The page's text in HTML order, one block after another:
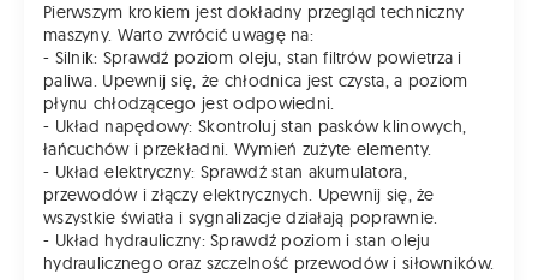
Pierwszym krokiem jest dokładny przegląd techniczny
maszyny. Warto zwrócić uwagę na:
- Silnik: Sprawdź poziom oleju, stan filtrów powietrza i
paliwa. Upewnij się, że chłodnica jest czysta, a poziom
płynu chłodzącego jest odpowiedni.
- Układ napędowy: Skontroluj stan pasków klinowych,
łańcuchów i przekładni. Wymień zużyte elementy.
- Układ elektryczny: Sprawdź stan akumulatora,
przewodów i złączy elektrycznych. Upewnij się, że
wszystkie światła i sygnalizacje działają poprawnie.
- Układ hydrauliczny: Sprawdź poziom i stan oleju
hydraulicznego oraz szczelność przewodów i siłowników.